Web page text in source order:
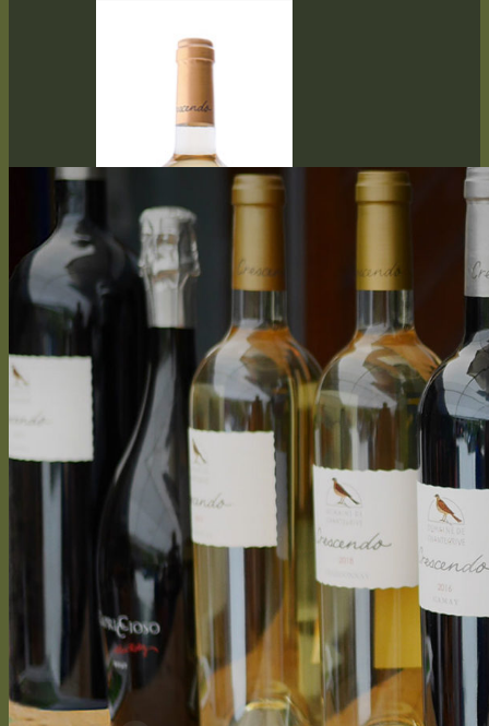
Des Domaines
Rebensorten
Rebenarbeiten
Vegetative Prozess
Vinifizierung
Kontakt
Presseartikel
Anmelden / Registrieren
CHF0.00